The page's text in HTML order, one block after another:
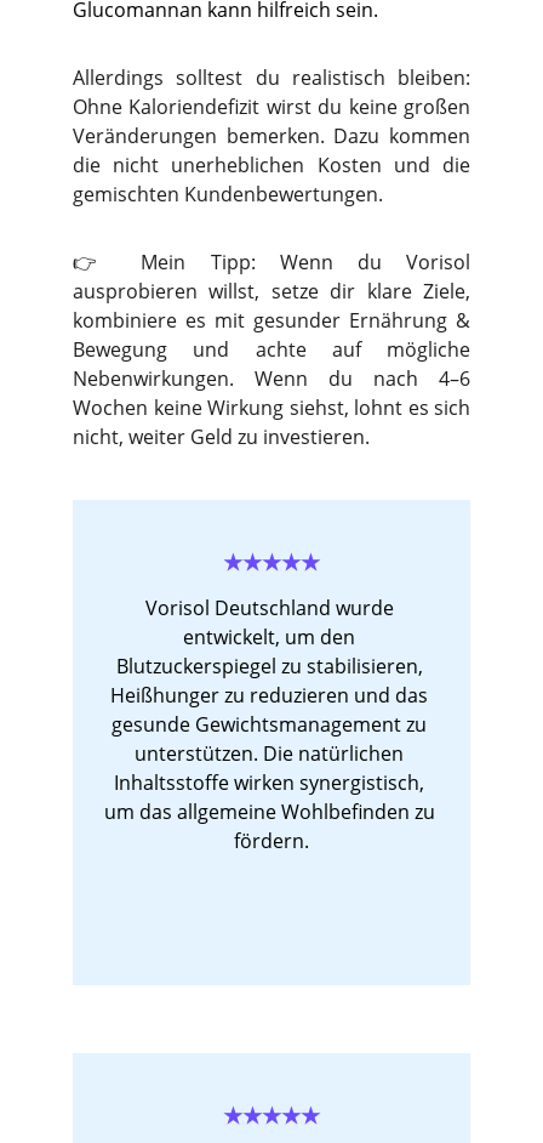
Glucomannan kann hilfreich sein.
Allerdings solltest du realistisch bleiben:
Ohne Kaloriendefizit wirst du keine großen
Veränderungen bemerken. Dazu kommen
die nicht unerheblichen Kosten und die
gemischten Kundenbewertungen.
👉 Mein Tipp: Wenn du Vorisol
ausprobieren willst, setze dir klare Ziele,
kombiniere es mit gesunder Ernährung &
Bewegung und achte auf mögliche
Nebenwirkungen. Wenn du nach 4–6
Wochen keine Wirkung siehst, lohnt es sich
nicht, weiter Geld zu investieren.
Vorisol Deutschland wurde
entwickelt, um den
Blutzuckerspiegel zu stabilisieren,
Heißhunger zu reduzieren und das
gesunde Gewichtsmanagement zu
unterstützen. Die natürlichen
Inhaltsstoffe wirken synergistisch,
um das allgemeine Wohlbefinden zu
fördern.
★★★★★
★★★★★